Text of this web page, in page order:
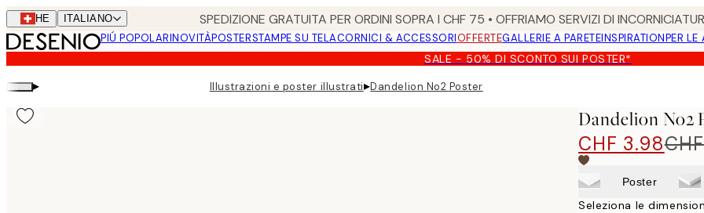
Skip
to
main
content.
CHE ITALIANO SPEDIZIONE GRATUITA PER ORDINI SOPRA I CHF 75 • OFFRIAMO SERVIZI DI
PIÚ POPOLARINOVITÀPOSTERSTAMPE SU TELACORNICI & ACCESSORIOFFERTEGALLERIE A PARETEINSPIRATIONPER LE
SALE - 50% DI SCONTO SUI POSTER*
▸ Illustrazioni e poster illustrati▸Dandelion No2 Poster
Dandelion No2
CHF 3.98
Poster
Seleziona le